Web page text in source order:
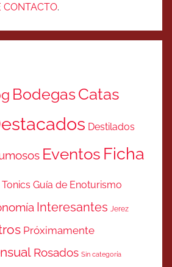
CONTACTO.
BodegasCatas
Destilados
Eventos Ficha
Tonics Guía de Enoturismo
Interesantes Jerez
Próximamente
Rosados Sin categoría